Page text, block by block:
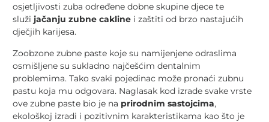
osjetljivosti zuba određene dobne skupine djece te
služi jačanju zubne cakline i zaštiti od brzo nastajućih
dječjih karijesa.
Zoobzone zubne paste koje su namijenjene odraslima
osmišljene su sukladno najčešćim dentalnim
problemima. Tako svaki pojedinac može pronaći zubnu
pastu koja mu odgovara. Naglasak kod izrade svake vrste
ove zubne paste bio je na prirodnim sastojcima,
ekološkoj izradi i pozitivnim karakteristikama kao što je